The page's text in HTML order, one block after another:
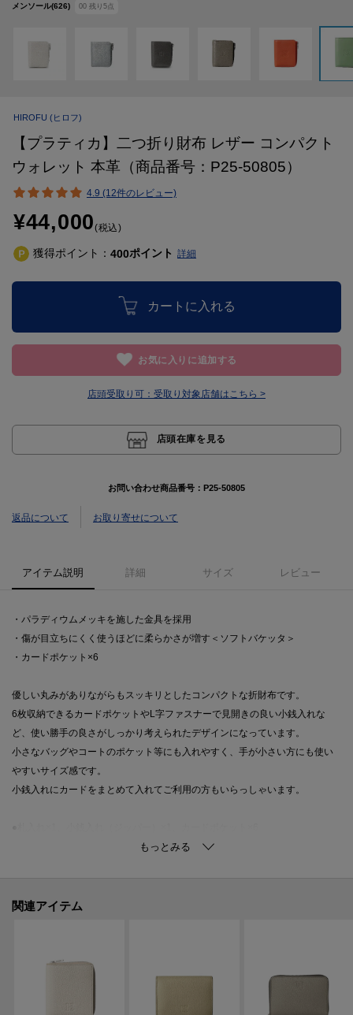
メンソール(626) 00 残り 5点
HIROFU (ヒロフ)
【プラティカ】二つ折り財布 レザー コンパクト
ウォレット 本革（商品番号：P25-50805）
4.9 (12件のレビュー)
¥44,000(税込)
獲得ポイント： 400ポイント 詳細
カートに入れる
お気に入りに追加する
店頭受取り可： 受取り対象店舗はこちら >
店頭在庫を見る
お問い合わせ商品番号： P25-50805
返品について お取り寄せについて
アイテム説明 詳細 サイズ レビュー
・パラディウムメッキを施した金具を採用
・傷が目立ちにくく使うほどに柔らかさが増す＜ソフトバケッタ＞
・カードポケット×6
優しい丸みがありながらもスッキリとしたコンパクトな折財布です。
6枚収納できるカードポケットやL字ファスナーで見開きの良い小銭入れな
ど、使い勝手の良さがしっかり考えられたデザインになっています。
小さなバッグやコートのポケット等にも入れやすく、手が小さい方にも使い
やすいサイズ感です。
小銭入れにカードをまとめて入れてご利用の方もいらっしゃいます。
牛革、混合なめし、ナチュラルシュリンク仕上げ。
イタリアのタンナーのレザーを採用。
関連アイテム